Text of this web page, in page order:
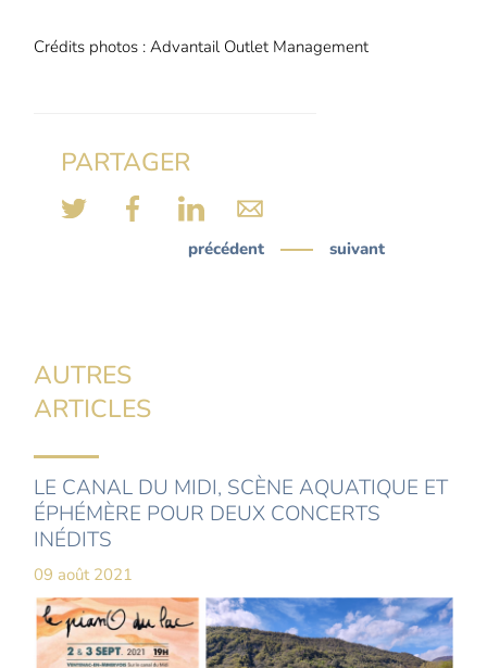
Crédits photos : Advantail Outlet Management
PARTAGER
précédent suivant
AUTRES
ARTICLES
LE CANAL DU MIDI, SCÈNE AQUATIQUE ET
ÉPHÉMÈRE POUR DEUX CONCERTS
INÉDITS
09 août 2021